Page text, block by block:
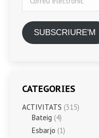
electrònic
SUBSCRIURE'M
CATEGORIES
ACTIVITATS (315)
Bateig (4)
Esbarjo (1)